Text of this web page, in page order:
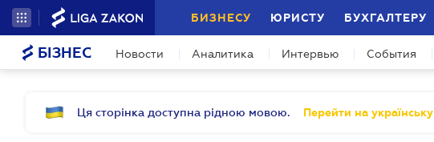
БИЗНЕСУ ЮРИСТУ БУХГАЛТЕРУ
БІЗНЕС Новости Аналитика Интервью События
Ця сторінка доступна рідною мовою. Перейти на українську